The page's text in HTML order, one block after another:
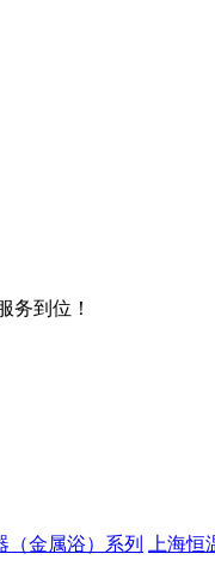
务到位！
（金属浴）系列
上海